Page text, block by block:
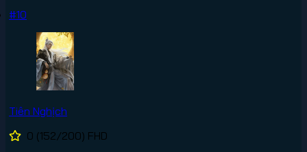
#10
Tiên Nghịch
0 (152/200) FHD